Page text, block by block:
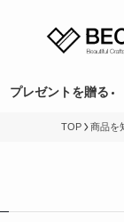
プレゼントを贈る
TOP 商品を